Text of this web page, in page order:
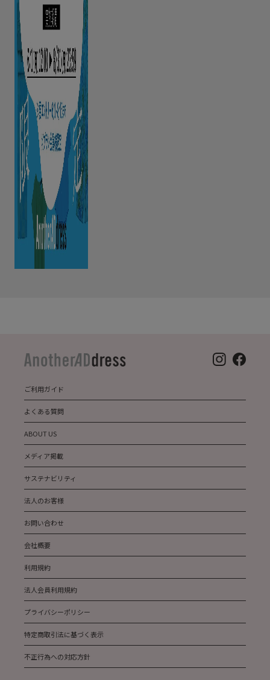
ご利用ガイド
よくある質問
ABOUT US
メディア掲載
サステナビリティ
法人のお客様
お問い合わせ
会社概要
利用規約
法人会員利用規約
プライバシーポリシー
特定商取引法に基づく表示
不正行為への対応方針